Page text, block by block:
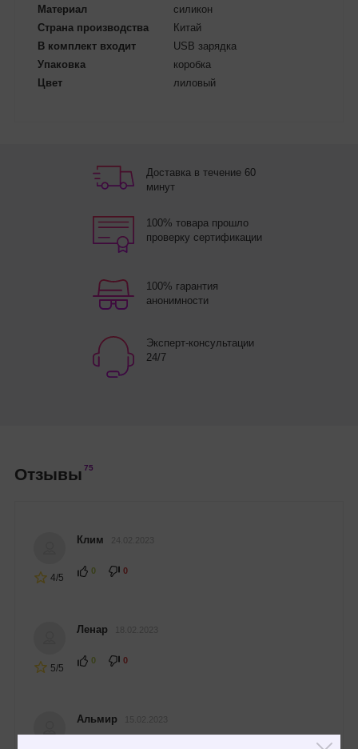
Материал
силикон
Страна производства
Китай
В комплект входит
USB зарядка
Упаковка
коробка
Цвет
лиловый
Доставка в течение 60
минут
100% товара прошло
проверку сертификации
100% гарантия
анонимности
Эксперт-консультации
24/7
Отзывы 75
4/5
Клим
0 0
5/5
Ленар
0 0
Альмир